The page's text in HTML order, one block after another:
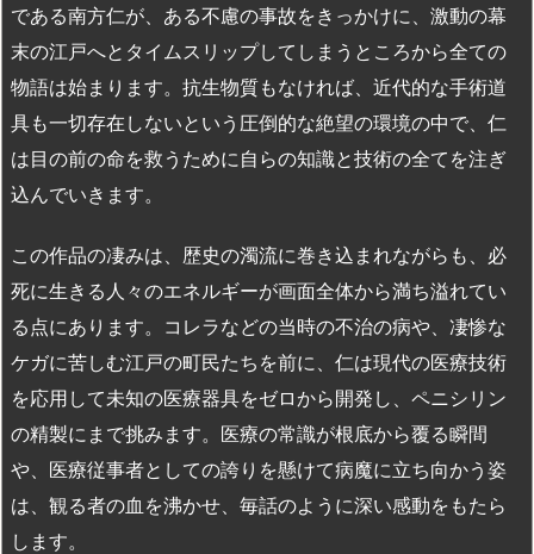
である南方仁が、ある不慮の事故をきっかけに、激動の幕
末の江戸へとタイムスリップしてしまうところから全ての
物語は始まります。抗生物質もなければ、近代的な手術道
具も一切存在しないという圧倒的な絶望の環境の中で、仁
は目の前の命を救うために自らの知識と技術の全てを注ぎ
込んでいきます。
この作品の凄みは、歴史の濁流に巻き込まれながらも、必
死に生きる人々のエネルギーが画面全体から満ち溢れてい
る点にあります。コレラなどの当時の不治の病や、凄惨な
ケガに苦しむ江戸の町民たちを前に、仁は現代の医療技術
を応用して未知の医療器具をゼロから開発し、ペニシリン
の精製にまで挑みます。医療の常識が根底から覆る瞬間
や、医療従事者としての誇りを懸けて病魔に立ち向かう姿
は、観る者の血を沸かせ、毎話のように深い感動をもたら
します。